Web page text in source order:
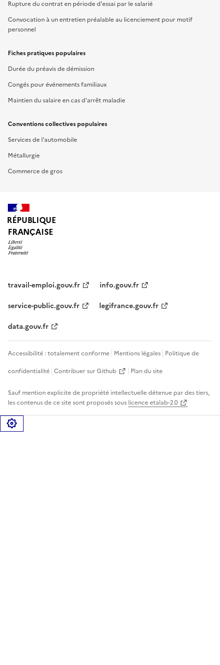
Rupture du contrat en période d'essai par le salarié
Convocation à un entretien préalable au licenciement pour motif
personnel
Fiches pratiques populaires
Durée du préavis de démission
Congés pour événements familiaux
Maintien du salaire en cas d'arrêt maladie
Conventions collectives populaires
Services de l'automobile
Métallurgie
Commerce de gros
RÉPUBLIQUE
FRANÇAISE
travail-emploi.gouv.fr
info.gouv.fr
service-public.gouv.fr
legifrance.gouv.fr
data.gouv.fr
Accessibilité : totalement conforme Mentions légales Politique de
confidentialité Contribuer sur Github Plan du site
Sauf mention explicite de propriété intellectuelle détenue par des tiers,
les contenus de ce site sont proposés sous licence etalab-2.0
Gérer les cookies